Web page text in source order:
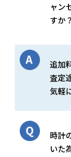
ャン
すか？
追加
査定
気軽
時計
いた